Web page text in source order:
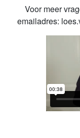
Voor meer
emailadres: